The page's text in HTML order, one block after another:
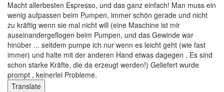
Macht allerbesten Espresso, und das ganz einfach! Man muss ein
wenig aufpassen beim Pumpen, immer schön gerade und nicht
zu kräftig wenn sie mal nicht will (eine Maschine ist mir
auseinandergeflogen beim Pumpen, und das Gewinde war
hinüber ... seitdem pumpe ich nur wenn es leicht geht (wie fast
immer) und halte mit der anderen Hand etwas dagegen . Es sind
schon starke Kräfte, die da erzeugt werden!) Geliefert wurde
prompt , keinerlei Probleme.
Translate